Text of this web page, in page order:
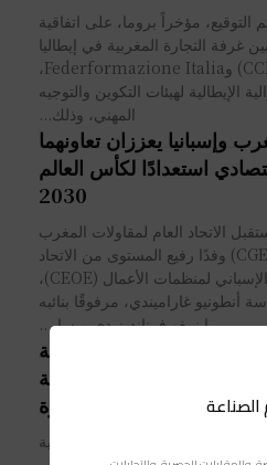
التوقيع، مؤخراً بروما، على اتفاقية
غرفة التجارة المغربية في إيطاليا
(CCIM) وFederformazione Italia،
الإيطالية لهيئات التكوين والتوجيه
المهني، وذلك...
وإسبانيا يعززان تعاونهما
استعدادًا لكأس العالم
2030
الاتحاد العام لمقاولات المغرب
(CGEM) وفدًا رفيع المستوى من الاتحاد
الإسباني لمنظمات الأعمال (CEOE)،
أنطونيو غاراميندي، مرفوقًا بنائبه
إينييغو فرنانديز دي ميسا،...
التعاون الاقتصادي والتنمية
تدعو إلى تنظيم أكثر مرونة
لمواجهة التحديات المعاصرة
منظمة التعاون الاقتصادي والتنمية